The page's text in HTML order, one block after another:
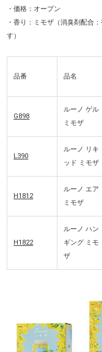
・価格：オープン
・香り：ミモザ（消臭剤配合
す）
品番 品名
G898
ルーノ ゲル
ミモザ
L390
ルーノ リキ
ッド ミモザ
H1812
ルーノ エア
ミモザ
H1822
ルーノ ハン
ギング ミモ
ザ